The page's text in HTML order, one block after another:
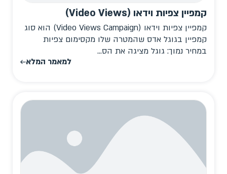
קמפיין צפיות וידאו (Video Views)
קמפיין צפיות וידאו (Video Views Campaign) הוא סוג
קמפיין בגוגל אדס שהמטרה שלו מקסימום צפיות
במחיר נמוך: גוגל מציגה את הס...
למאמר המלא